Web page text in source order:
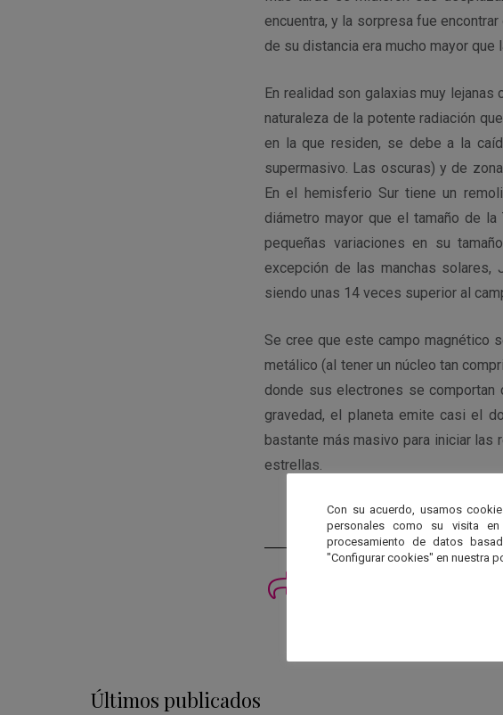
encuentra, y la sorpresa fue encontrar
de su distancia era mucho mayor
En realidad son galaxias muy
naturaleza de la potente radiación
en la que residen, se debe a la
supermasivo. Las oscuras) y de
En el hemisferio Sur tiene un
diámetro mayor que el tamaño de la
pequeñas variaciones en su
excepción de las manchas solares,
siendo unas 14 veces superior al
Se cree que este campo magnético
metálico (al tener un núcleo tan
donde sus electrones se comportan
gravedad, el planeta emite casi el
bastante más masivo para iniciar
estrellas.
Últimos publicados
Con su acuerdo, usamos
personales como su visita
procesamiento de datos
"Configurar cookies" en nuestra